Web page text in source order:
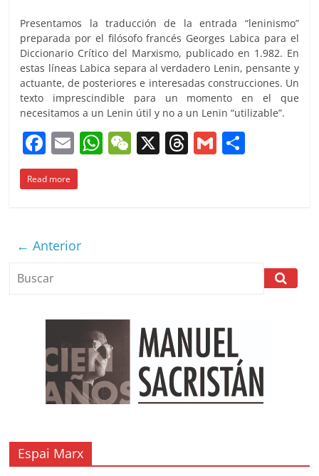
Presentamos la traducción de la entrada “leninismo”
preparada por el filósofo francés Georges Labica para el
Diccionario Crítico del Marxismo, publicado en 1.982. En
estas líneas Labica separa al verdadero Lenin, pensante y
actuante, de posteriores e interesadas construcciones. Un
texto imprescindible para un momento en el que
necesitamos a un Lenin útil y no a un Lenin “utilizable”.
F
a
c
b
o
o
E
m
ai
W W X T G
Read more
← Anterior
Espai Marx